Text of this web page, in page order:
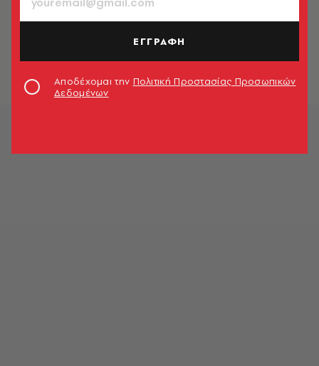
10 απαραίτητα κομμάτια για να
ΤζόουνςΕΓΓΡΑΦΗ
Αποδέχομαι την Πολιτική Προστασίας Προσωπικών
Δεδομένων